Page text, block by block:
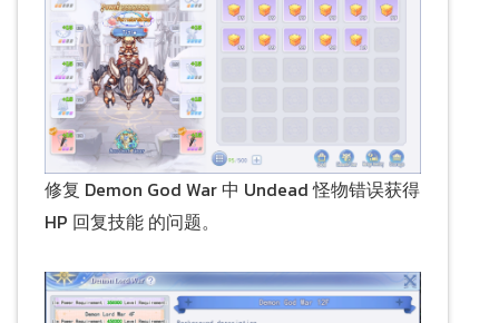
修复 Demon God War 中 Undead 怪物错误获得
HP 回复技能 的问题。